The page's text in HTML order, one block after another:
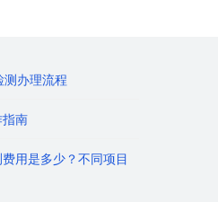
测办理流程
南
用是多少？不同项目